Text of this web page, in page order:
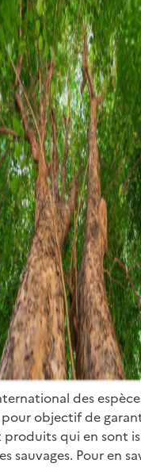
des
objectif de
qui en sont
sauvages. Pour en